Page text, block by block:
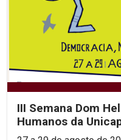
III Semana Dom
Humanos da